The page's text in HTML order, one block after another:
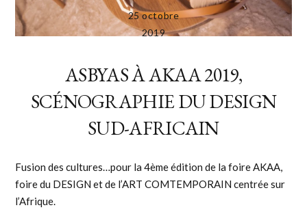
25 octobre
2019
ASBYAS À AKAA 2019,
SCÉNOGRAPHIE DU DESIGN
SUD-AFRICAIN
Fusion des cultures…pour la 4ème édition de la foire AKAA,
foire du DESIGN et de l’ART COMTEMPORAIN centrée sur
l’Afrique.